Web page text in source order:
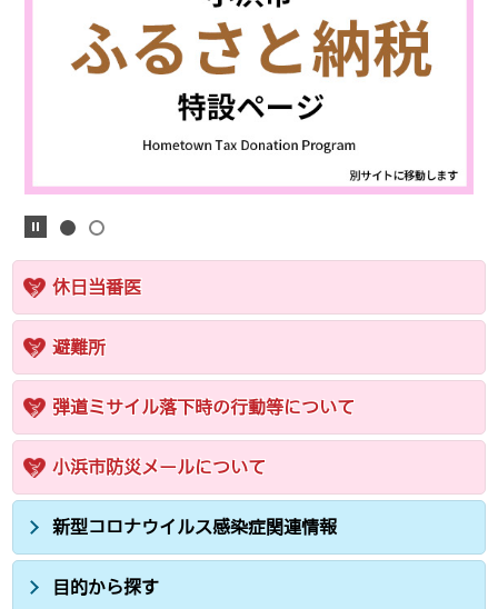
休日当番医
避難所
弾道ミサイル落下時の行動等について
小浜市防災メールについて
新型コロナウイルス感染症関連情報
目的から探す